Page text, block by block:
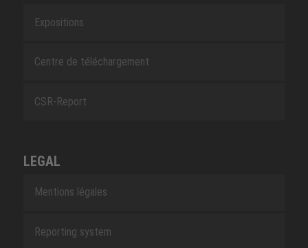
Expositions
Centre de téléchargement
CSR-Report
LEGAL
Mentions légales
Reporting system